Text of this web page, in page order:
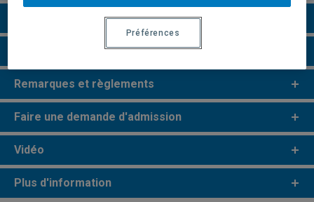
Perspectives professionnelles
ecycles
Remarques et règlements
Faire une demande d'admission
Vidéo
Plus d'information
Préférences